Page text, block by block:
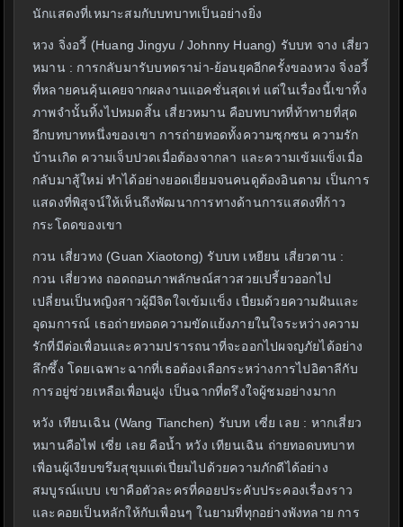
นักแสดงที่เหมาะสมกับบทบาทเป็นอย่างยิ่ง
หวง จิ่งอวี้ (Huang Jingyu / Johnny Huang) รับบท จาง เสี่ยว
หมาน : การกลับมารับบทดราม่า-ย้อนยุคอีกครั้งของหวง จิ่งอวี้
ที่หลายคนคุ้นเคยจากผลงานแอคชั่นสุดเท่ แต่ในเรื่องนี้เขาทิ้ง
ภาพจำนั้นทิ้งไปหมดสิ้น เสี่ยวหมาน คือบทบาทที่ท้าทายที่สุด
อีกบทบาทหนึ่งของเขา การถ่ายทอดทั้งความซุกซน ความรัก
บ้านเกิด ความเจ็บปวดเมื่อต้องจากลา และความเข้มแข็งเมื่อ
กลับมาสู้ใหม่ ทำได้อย่างยอดเยี่ยมจนคนดูต้องอินตาม เป็นการ
แสดงที่พิสูจน์ให้เห็นถึงพัฒนาการทางด้านการแสดงที่ก้าว
กระโดดของเขา
กวน เสี่ยวทง (Guan Xiaotong) รับบท เหยียน เสี่ยวตาน :
กวน เสี่ยวทง ถอดถอนภาพลักษณ์สาวสวยเปรี้ยวออกไป
เปลี่ยนเป็นหญิงสาวผู้มีจิตใจเข้มแข็ง เปี่ยมด้วยความฝันและ
อุดมการณ์ เธอถ่ายทอดความขัดแย้งภายในใจระหว่างความ
รักที่มีต่อเพื่อนและความปรารถนาที่จะออกไปผจญภัยได้อย่าง
ลึกซึ้ง โดยเฉพาะฉากที่เธอต้องเลือกระหว่างการไปอิตาลีกับ
การอยู่ช่วยเหลือเพื่อนฝูง เป็นฉากที่ตรึงใจผู้ชมอย่างมาก
หวัง เทียนเฉิน (Wang Tianchen) รับบท เซี่ย เลย : หากเสี่ยว
หมานคือไฟ เซี่ย เลย คือน้ำ หวัง เทียนเฉิน ถ่ายทอดบทบาท
เพื่อนผู้เงียบขรึมสุขุมแต่เปี่ยมไปด้วยความภักดีได้อย่าง
สมบูรณ์แบบ เขาคือตัวละครที่คอยประคับประคองเรื่องราว
และคอยเป็นหลักให้กับเพื่อนๆ ในยามที่ทุกอย่างพังทลาย การ